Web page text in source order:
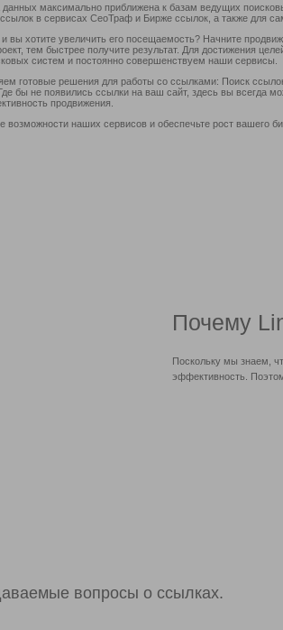
данных максимально приближена к базам ведущих
в сервисах СеоТраф и Бирже ссылок, а также для
и вы хотите увеличить его посещаемость? Начните
тем быстрее получите результат. Для достижения
систем и постоянно совершенствуем наши сервисы.
готовые решения для работы со ссылками: Поиск
бы не появились ссылки на ваш сайт, здесь вы всегда
продвижения.
возможности наших сервисов и обеспечьте рост вашего
Почему
Поскольку мы знаем,
эффективность.
вопросы о ссылках.